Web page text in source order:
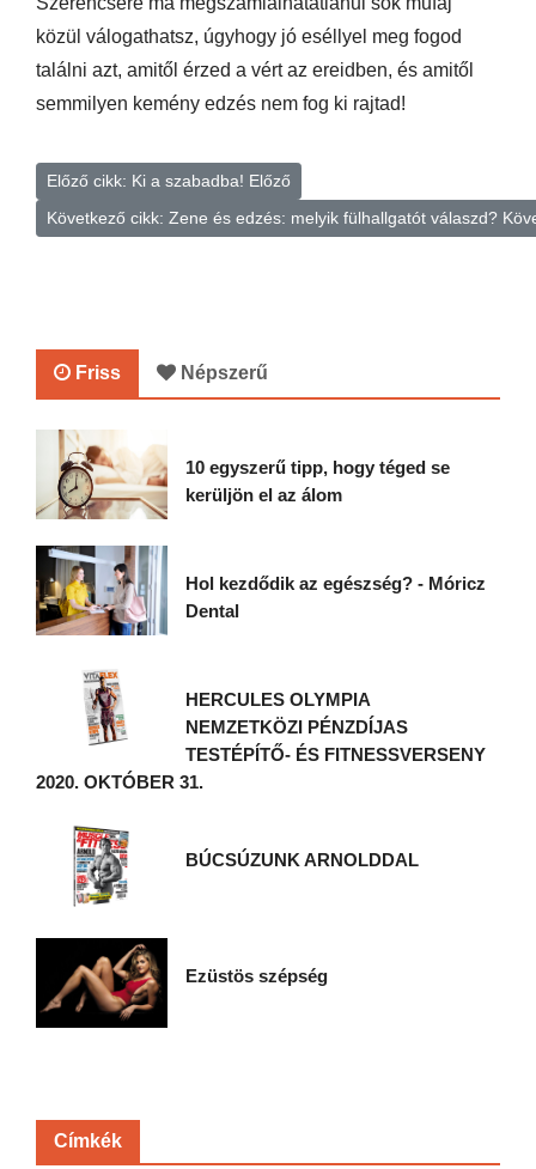
közül válogathatsz, úgyhogy jó eséllyel meg fogod
találni azt, amitől érzed a vért az ereidben, és amitől
semmilyen kemény edzés nem fog ki rajtad!
Előző cikk: Ki a szabadba! Előző
Következő cikk: Zene és edzés: melyik fülhallgatót válaszd?
Friss Népszerű
10 egyszerű tipp, hogy téged se
kerüljön el az álom
Hol kezdődik az egészség? - Móricz
Dental
HERCULES OLYMPIA
NEMZETKÖZI PÉNZDÍJAS
TESTÉPÍTŐ- ÉS FITNESSVERSENY
2020. OKTÓBER 31.
BÚCSÚZUNK ARNOLDDAL
Ezüstös szépség
Címkék